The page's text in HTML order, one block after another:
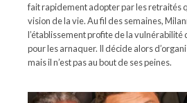
fait rapidement adopter par les retraités
vision de la vie. Au fil des semaines,
l’établissement profite de la vulnérabilité
pour les arnaquer. Il décide alors
mais il n’est pas au bout de ses peines.